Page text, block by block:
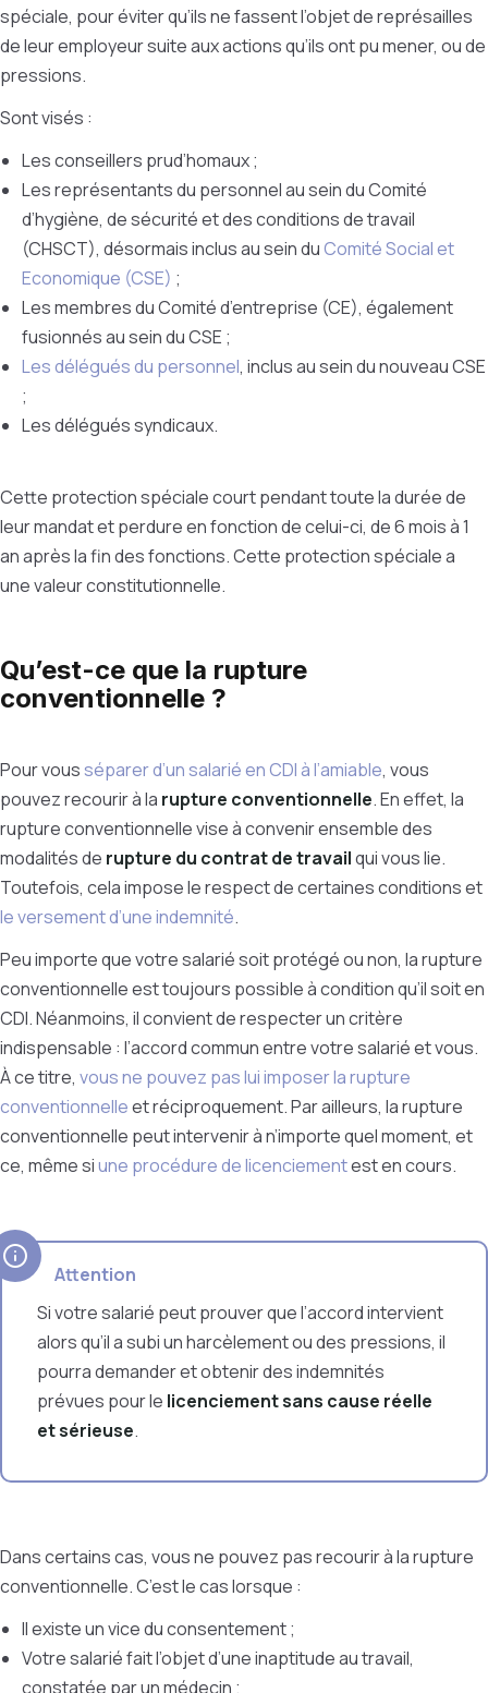
spéciale, pour éviter qu’ils ne fassent l’objet de représailles
de leur employeur suite aux actions qu’ils ont pu mener, ou de
pressions.
Sont visés :
Les conseillers prud’homaux ;
Les représentants du personnel au sein du Comité
d’hygiène, de sécurité et des conditions de travail
(CHSCT), désormais inclus au sein du Comité Social et
Economique (CSE) ;
Les membres du Comité d’entreprise (CE), également
fusionnés au sein du CSE ;
Les délégués du personnel, inclus au sein du nouveau CSE
;
Les délégués syndicaux.
Cette protection spéciale court pendant toute la durée de
leur mandat et perdure en fonction de celui-ci, de 6 mois à 1
an après la fin des fonctions. Cette protection spéciale a
une valeur constitutionnelle.
Qu’est-ce que la rupture
conventionnelle ?
Pour vousséparer d’un salarié en CDI à l’amiable, vous
pouvez recourir à la rupture conventionnelle. En effet, la
rupture conventionnelle vise à convenir ensemble des
modalités de rupture du contrat de travailqui vous lie.
Toutefois, cela impose le respect de certaines conditions et
le versement d’une indemnité.
Peu importe que votre salarié soit protégé ou non, la rupture
conventionnelle est toujours possible à condition qu’il soit en
CDI. Néanmoins, il convient de respecter un critère
indispensable : l’accord commun entre votre salarié et vous.
À ce titre, vous ne pouvez pas lui imposer la rupture
conventionnelleet réciproquement. Par ailleurs, la rupture
conventionnelle peut intervenir à n’importe quel moment, et
ce, même siune procédure de licenciementest en cours.
Attention
Si votre salarié peut prouver que l’accord intervient
alors qu’il a subi un harcèlement ou des pressions, il
pourra demander et obtenir des indemnités
prévues pour le licenciement sans cause réelle
et sérieuse.
Dans certains cas, vous ne pouvez pas recourir à la rupture
conventionnelle. C’est le cas lorsque :
Il existe un vice du consentement ;
Votre salarié fait l’objet d’une inaptitude au travail,
constatée par un médecin ;